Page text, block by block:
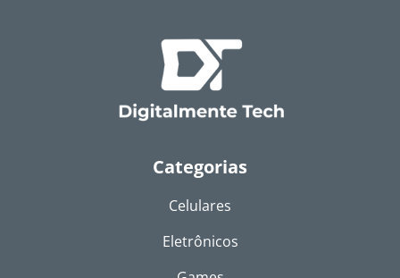
Categorias
Celulares
Eletrônicos